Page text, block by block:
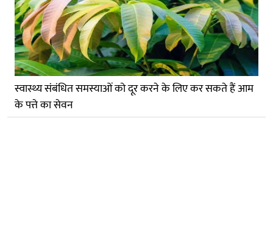
स्वास्थ्य संबंधित समस्याओं को दूर करने के लिए कर सकते हैं आम
के पत्ते का सेवन